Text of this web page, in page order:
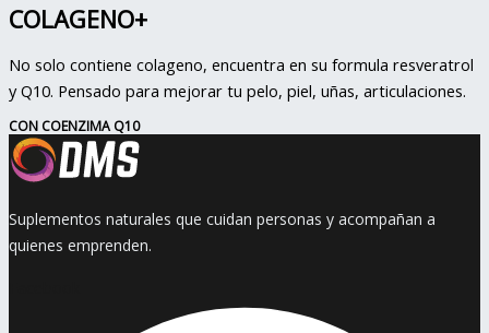
COLAGENO+
No solo contiene colageno, encuentra en su formula resveratrol
y Q10. Pensado para mejorar tu pelo, piel, uñas, articulaciones.
CON COENZIMA Q10
Suplementos naturales que cuidan personas y acompañan a
quienes emprenden.